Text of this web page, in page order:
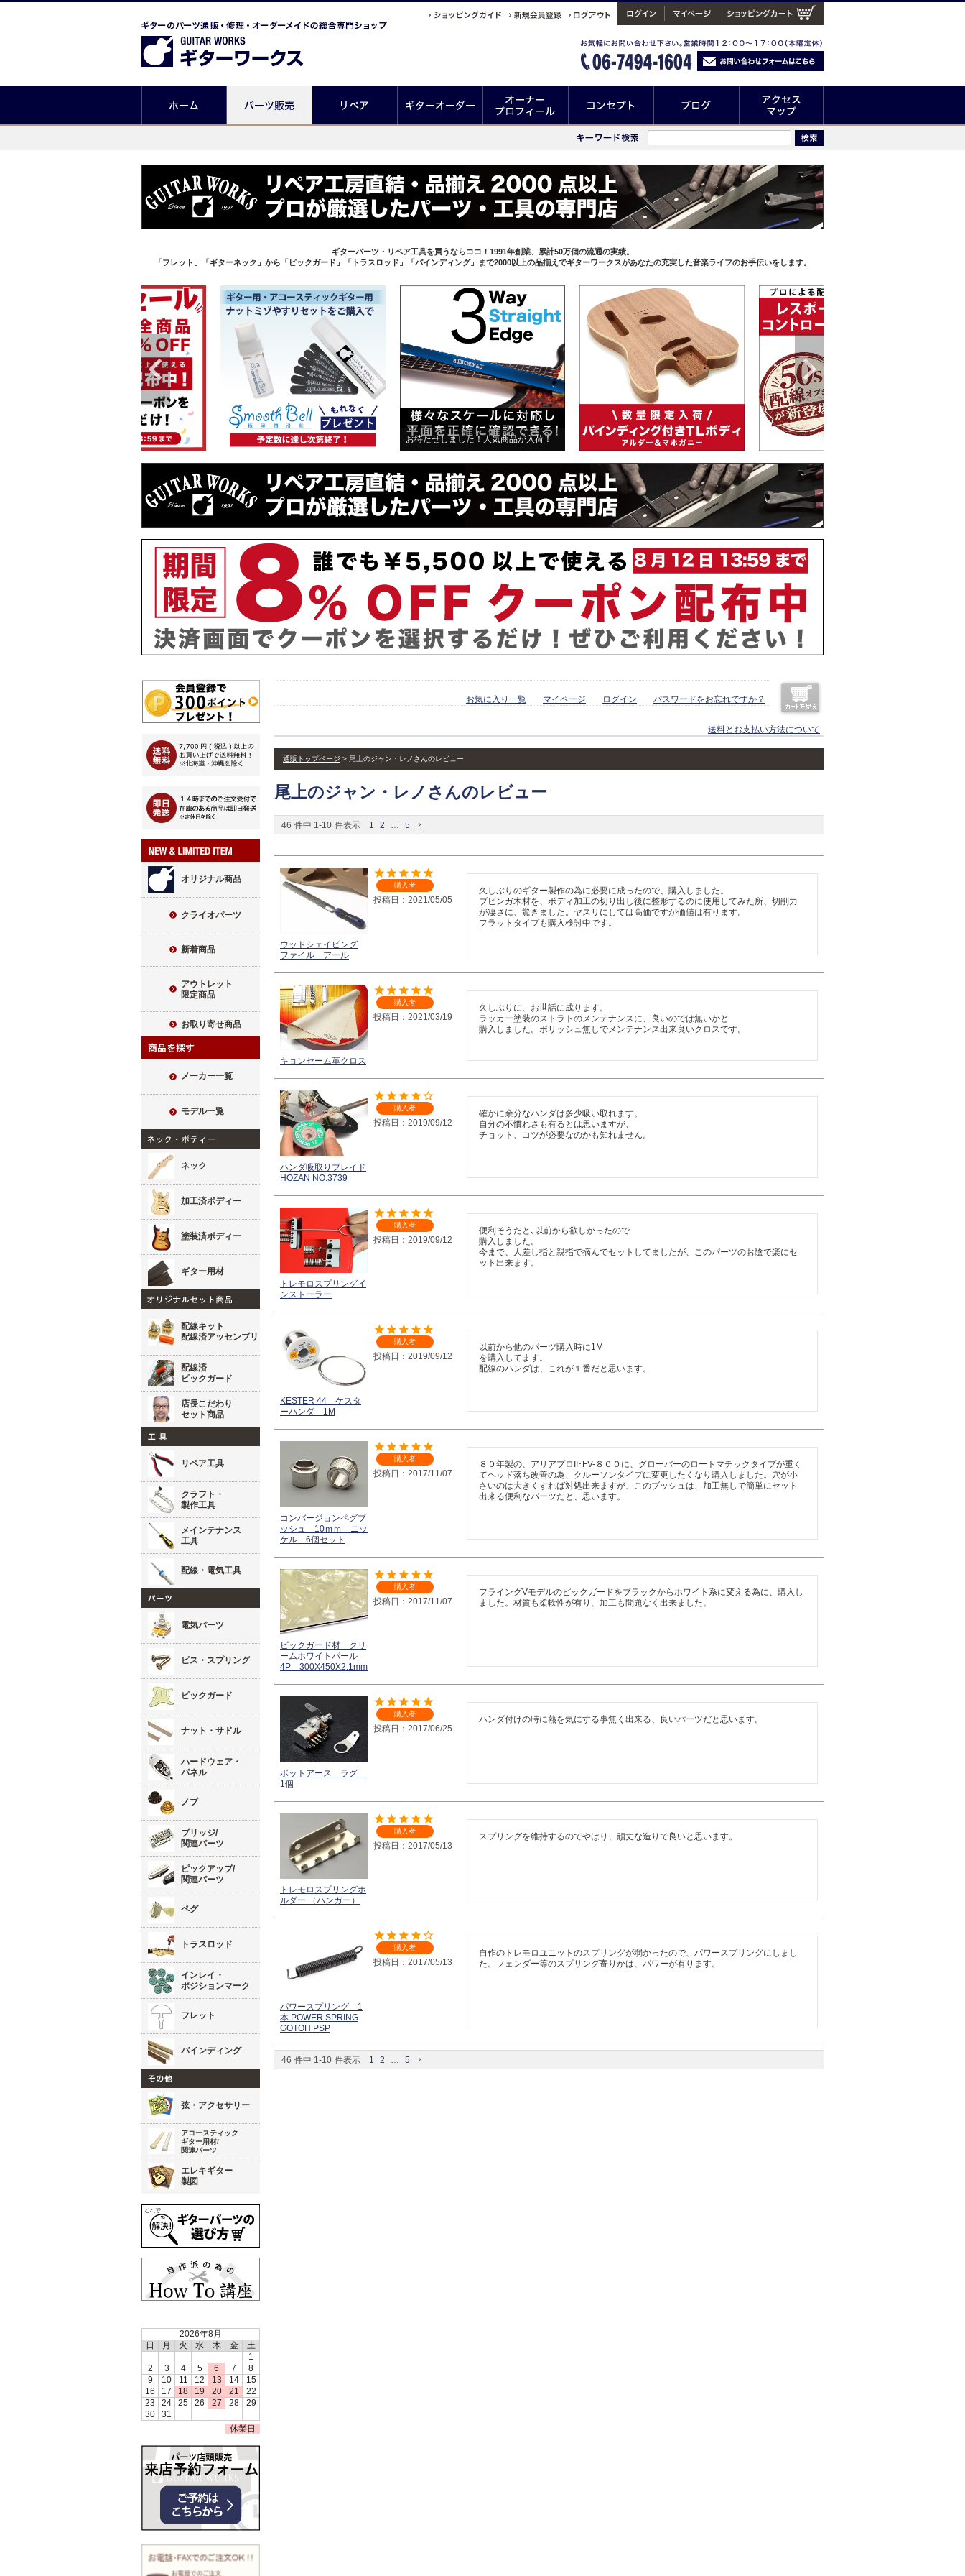
ギターパーツ・リペア工具を買うならココ！1991年創業、累計50万個の流通の実績。
「フレット」「ギターネック」から「ピックガード」「トラスロッド」「バインディング」まで2000以上の品揃えでギターワークスがあなたの充実した音楽ライフのお手伝いをします。
お待たせしました！人気商品が入荷！
オリジナル商品
クライオパーツ
新着商品
アウトレット
限定商品
お取り寄せ商品
メーカー一覧
モデル一覧
ネック
加工済ボディー
塗装済ボディー
ギター用材
配線キット
配線済アッセンブリ
配線済
ピックガード
店長こだわり
セット商品
リペア工具
クラフト・
製作工具
メインテナンス
工具
配線・電気工具
電気パーツ
ビス・スプリング
ピックガード
ナット・サドル
ハードウェア・
パネル
ノブ
ブリッジ/
関連パーツ
ピックアップ/
関連パーツ
ペグ
トラスロッド
インレイ・
ポジションマーク
フレット
バインディング
弦・アクセサリー
アコースティック
ギター用材/
関連パーツ
エレキギター
製図
2026年8月
日
月 火 水 木 金
土
1
2
3 4 5 6 7
8
9
10 11 12 13 14
15
16
17 18 19 20 21
22
23
24 25 26 27 28
29
30
31
休業日
お気に入り一覧 マイページ ログイン パスワードをお忘れですか？
送料とお支払い方法について
通販トップページ 尾上のジャン・レノさんのレビュー
尾上のジャン・レノさんのレビュー
46 件中 1-10 件表示 1 2 … 5
ウッドシェイピング
ファイル アール
購入者
投稿日 2021/05/05
久しぶりのギター製作の為に必要に成ったので、購入しました。
ブビンガ木材を、ボディ加工の切り出し後に整形するのに使用してみた所、切削力
が凄さに、驚きました。ヤスリにしては高価ですが価値は有ります。
フラットタイプも購入検討中です。
キョンセーム革クロス
購入者
投稿日 2021/03/19
久しぶりに、お世話に成ります。
ラッカー塗装のストラトのメンテナンスに、良いのでは無いかと
ハンダ吸取りブレイド
HOZAN NO.3739
購入者
投稿日 2019/09/12
確かに余分なハンダは多少吸い取れます。
自分の不慣れさも有るとは思いますが、
チョット、コツが必要なのかも知れません。
トレモロスプリングイ
ンストーラー
購入者
投稿日 2019/09/12
便利そうだと､以前から欲しかったので
購入しました。
今まで、人差し指と親指で摘んでセットしてましたが、このパーツのお陰で楽にセ
ット出来ます。
KESTER 44 ケスタ
ーハンダ 1M
購入者
投稿日 2019/09/12
以前から他のパーツ購入時に1M
を購入してます。
配線のハンダは、これが１番だと思います。
コンバージョンペグブ
ッシュ 10ｍｍ ニッ
ケル 6個セット
購入者
投稿日 2017/11/07
８０年製の、アリアプロII･FV-８００に、グローバーのロートマチックタイプが重く
てヘッド落ち改善の為、クルーソンタイプに変更したくなり購入しました。穴が小
さいのは大きくすれば対処出来ますが、このブッシュは、加工無しで簡単にセット
出来る便利なパーツだと、思います。
ピックガード材 クリ
ームホワイトパール
4P 300X450X2.1mm
購入者
投稿日 2017/11/07
フライングVモデルのピックガードをブラックからホワイト系に変える為に、購入し
ました。材質も柔軟性が有り、加工も問題なく出来ました。
ポットアース ラグ
1個
購入者
投稿日 2017/06/25
ハンダ付けの時に熱を気にする事無く出来る、良いパーツだと思います。
トレモロスプリングホ
ルダー （ハンガー）
購入者
投稿日 2017/05/13
スプリングを維持するのでやはり、頑丈な造りで良いと思います。
パワースプリング 1
本 POWER SPRING
GOTOH PSP
購入者
投稿日 2017/05/13
自作のトレモロユニットのスプリングが弱かったので、パワースプリングにしまし
た。フェンダー等のスプリング寄りかは、パワーが有ります。
46 件中 1-10 件表示 1 2 … 5